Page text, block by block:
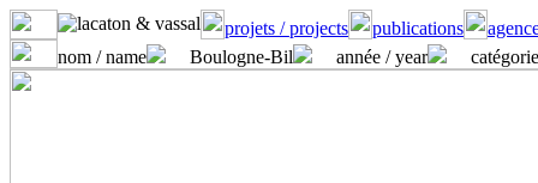
projets / projects publications
nom / name
Boulogne-Bil année / year